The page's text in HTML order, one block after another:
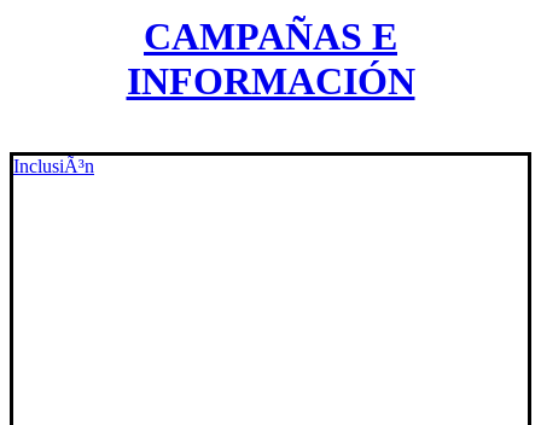
CAMPAÑAS E
INFORMACIÓN
InclusiÃ³n